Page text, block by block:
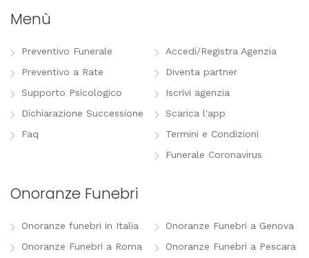
Menù
Preventivo Funerale
Preventivo a Rate
Supporto Psicologico
Dichiarazione Successione
Faq
Accedi/Registra Agenzia
Diventa partner
Iscrivi agenzia
Scarica l'app
Termini e Condizioni
Funerale Coronavirus
Onoranze Funebri
Onoranze funebri in Italia
Onoranze Funebri a Roma
Onoranze Funebri a Genova
Onoranze Funebri a Pescara